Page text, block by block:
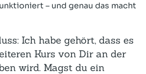
– und genau das macht
Ich habe gehört, dass es
Kurs von Dir an der
wird. Magst du ein